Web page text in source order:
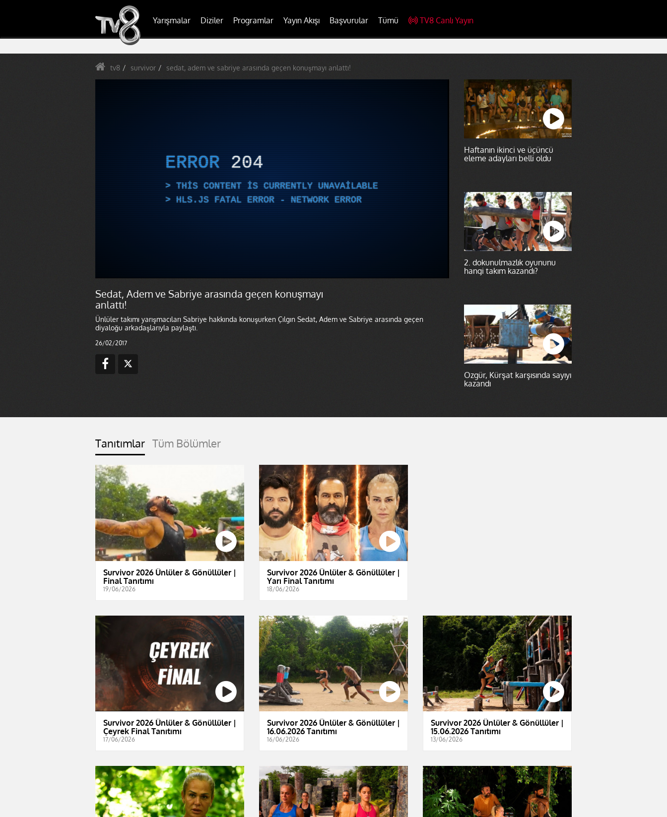
Yarışmalar Diziler Programlar Yayın Akışı Başvurular Tümü TV8 Canlı Yayın
tv8 survivor sedat, adem ve sabriye arasında geçen konuşmayı anlattı!
ERROR 204
THIS CONTENT IS CURRENTLY UNAVAILABLE
HLS.JS FATAL ERROR - NETWORK ERROR
Sedat, Adem ve Sabriye arasında geçen konuşmayı
anlattı!
Ünlüler takımı yarışmacıları Sabriye hakkında konuşurken Çılgın Sedat, Adem ve Sabriye arasında geçen
diyaloğu arkadaşlarıyla paylaştı.
26/02/2017
Haftanın ikinci ve üçüncü
eleme adayları belli oldu
2. dokunulmazlık oyununu
hangi takım kazandı?
Özgür, Kürşat karşısında sayıyı
kazandı
Tanıtımlar Tüm Bölümler
Survivor 2026 Ünlüler & Gönüllüler |
Final Tanıtımı
19/06/2026
Survivor 2026 Ünlüler & Gönüllüler |
Yarı Final Tanıtımı
18/06/2026
Survivor 2026 Ünlüler & Gönüllüler |
Çeyrek Final Tanıtımı
17/06/2026
Survivor 2026 Ünlüler & Gönüllüler |
16.06.2026 Tanıtımı
16/06/2026
Survivor 2026 Ünlüler & Gönüllüler |
15.06.2026 Tanıtımı
13/06/2026